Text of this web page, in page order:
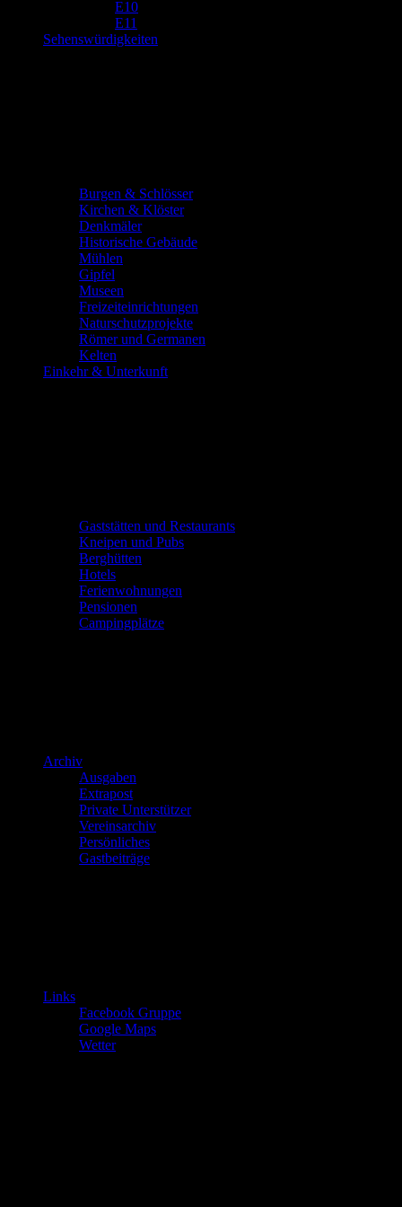
E10
E11
Sehenswürdigkeiten
Burgen & Schlösser
Kirchen & Klöster
Denkmäler
Historische Gebäude
Mühlen
Gipfel
Museen
Freizeiteinrichtungen
Naturschutzprojekte
Römer und Germanen
Kelten
Einkehr & Unterkunft
Gaststätten und Restaurants
Kneipen und Pubs
Berghütten
Hotels
Ferienwohnungen
Pensionen
Campingplätze
Archiv
Ausgaben
Extrapost
Private Unterstützer
Vereinsarchiv
Persönliches
Gastbeiträge
Links
Facebook Gruppe
Google Maps
Wetter